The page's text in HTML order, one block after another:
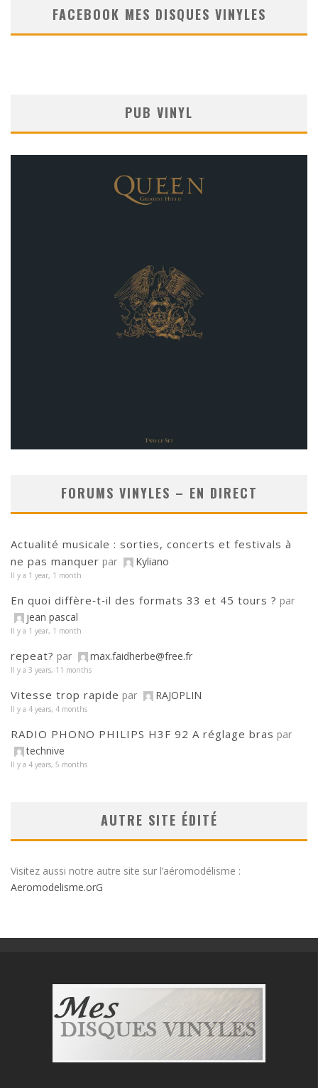
FACEBOOK MES DISQUES VINYLES
PUB VINYL
FORUMS VINYLES – EN DIRECT
Actualité musicale : sorties, concerts et festivals à
ne pas manquer par Kyliano
Il y a 1 year, 1 month
En quoi diffère‑t‑il des formats 33 et 45 tours ? par
jean pascal
Il y a 1 year, 1 month
repeat? par max.faidherbe@free.fr
Il y a 3 years, 11 months
Vitesse trop rapide par RAJOPLIN
Il y a 4 years, 4 months
RADIO PHONO PHILIPS H3F 92 A réglage bras par
technive
Il y a 4 years, 5 months
AUTRE SITE ÉDITÉ
Visitez aussi notre autre site sur l’aéromodélisme :
Aeromodelisme.orG